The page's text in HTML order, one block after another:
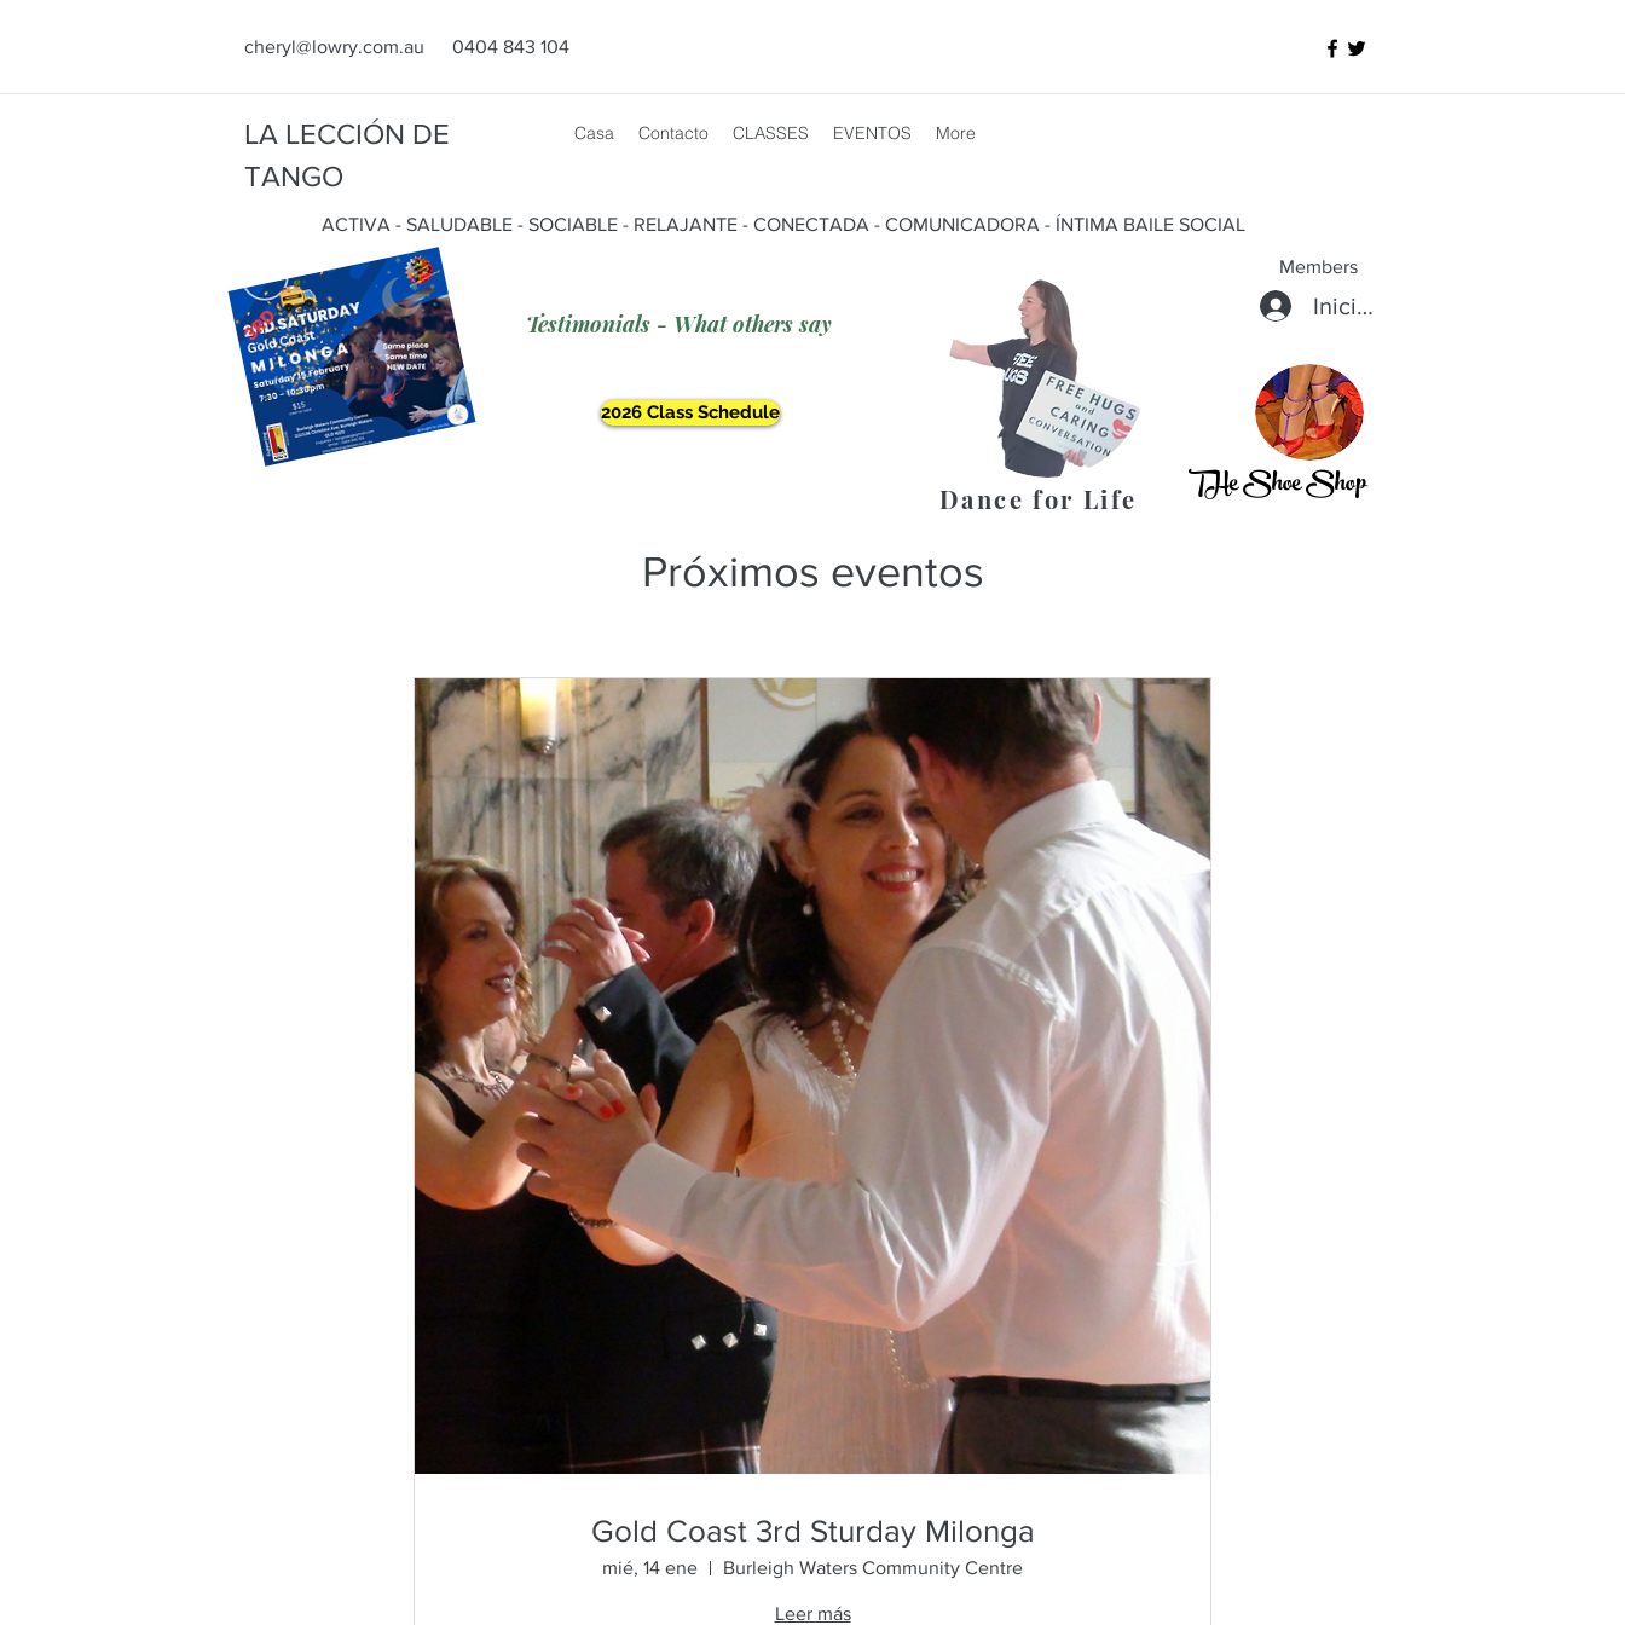
cheryl@lowry.com.au 0404 843 104
LA LECCIÓN DE
TANGO
Casa Contacto CLASSES EVENTOS More
ACTIVA - SALUDABLE - SOCIABLE - RELAJANTE - CONECTADA - COMUNICADORA - ÍNTIMA BAILE SOCIAL
Testimonials - What others say
2026 Class Schedule
Dance for Life
Members
Iniciar sesión
THe Shoe Shop
Próximos eventos
Gold Coast 3rd Sturday Milonga
mié, 14 ene Burleigh Waters Community Centre
Leer más